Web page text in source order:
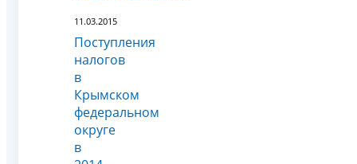
11.03.2015
Поступления
налогов
в
Крымском
федеральном
округе
в